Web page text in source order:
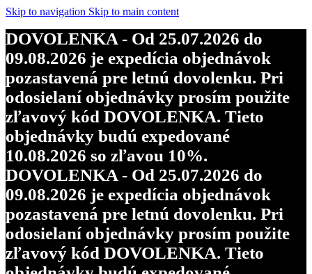
Skip to navigation Skip to main content
DOVOLENKA - Od 25.07.2026 do
09.08.2026 je expedícia objednávok
pozastavená pre letnú dovolenku. Pri
odosielaní objednávky prosím použite
zľavový kód DOVOLENKA. Tieto
objednávky budú expedované
10.08.2026 so zľavou 10%.
DOVOLENKA - Od 25.07.2026 do
09.08.2026 je expedícia objednávok
pozastavená pre letnú dovolenku. Pri
odosielaní objednávky prosím použite
zľavový kód DOVOLENKA. Tieto